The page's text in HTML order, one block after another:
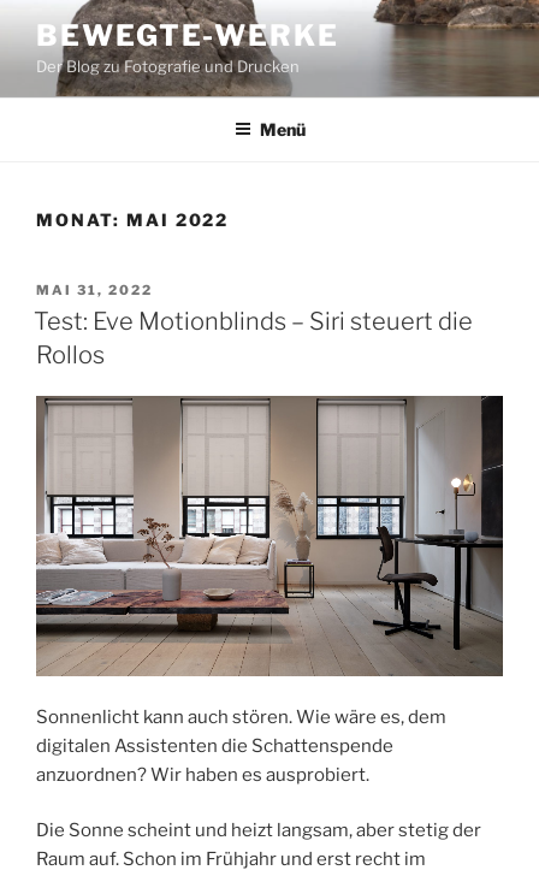
Inhalt
springen
BEWEGTE-WERKE
Der Blog zu Fotografie und Drucken
Menü
MONAT: MAI 2022
VERÖFFENTLICHT
AM
MAI 31, 2022
Test: Eve Motionblinds – Siri steuert die
Rollos
Sonnenlicht kann auch stören. Wie wäre es, dem
digitalen Assistenten die Schattenspende
anzuordnen? Wir haben es ausprobiert.
Die Sonne scheint und heizt langsam, aber stetig der
Raum auf. Schon im Frühjahr und erst recht im